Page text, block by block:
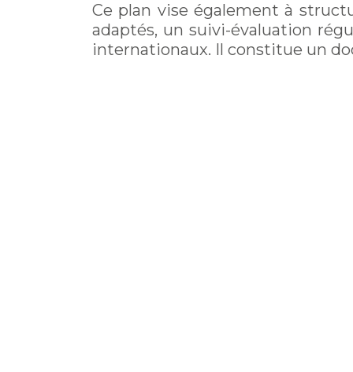
Ce plan vise également à
adaptés, un suivi-évaluation
internationaux. Il constitue un